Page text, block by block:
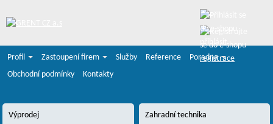
registrace
Profil
Zastoupení firem Služby Reference
Poradna
Obchodní podmínky
Kontakty
Výprodej Zahradní technika